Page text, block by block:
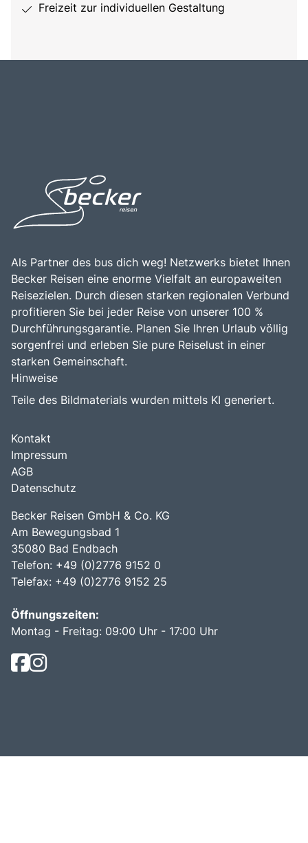
Freizeit zur individuellen Gestaltung
Als Partner des bus dich weg! Netzwerks bietet Ihnen
Becker Reisen eine enorme Vielfalt an europaweiten
Reisezielen. Durch diesen starken regionalen Verbund
profitieren Sie bei jeder Reise von unserer 100 %
Durchführungsgarantie. Planen Sie Ihren Urlaub völlig
sorgenfrei und erleben Sie pure Reiselust in einer
starken Gemeinschaft.
Hinweise
Teile des Bildmaterials wurden mittels KI generiert.
Kontakt
Impressum
AGB
Datenschutz
Becker Reisen GmbH & Co. KG
Am Bewegungsbad 1
35080 Bad Endbach
Telefon: +49 (0)2776 9152 0
Telefax: +49 (0)2776 9152 25
Öffnungszeiten:
Montag - Freitag: 09:00 Uhr - 17:00 Uhr